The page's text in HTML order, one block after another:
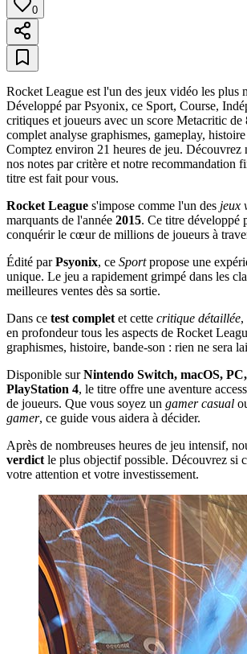
0
Rocket League est l'un des jeux vidéo les plus
Développé par Psyonix, ce Sport, Course,
critiques et joueurs avec un score Metacritic de
complet analyse graphismes, gameplay,
Comptez environ 21 heures de jeu. Découvrez
nos notes par critère et notre recommandation
titre est fait pour vous.
Rocket League s'impose comme l'un des jeux
marquants de l'année 2015. Ce titre développé
conquérir le cœur de millions de joueurs à
Édité parPsyonix, ce Sportpropose une
unique. Le jeu a rapidement grimpé dans les
meilleures ventes dès sa sortie.
Dans ce test complet et cette critique détaillée,
en profondeur tous les aspects de Rocket
graphismes, histoire, bande-son : rien ne sera
Disponible surNintendo Switch, macOS,
PlayStation 4, le titre offre une aventure
de joueurs. Que vous soyez un gamer casual
gamer, ce guide vous aidera à décider.
Après de nombreuses heures de jeu intensif,
verdict le plus objectif possible. Découvrez si
votre attention et votre investissement.